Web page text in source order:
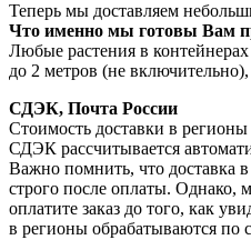
Теперь мы доставляем
Что именно мы готовы Вам
Любые растения в
до 2 метров (не
СДЭК, Почта России
Стоимость доставки в
СДЭК рассчитывается
Важно помнить, что доставка
строго после оплаты.
оплатите заказ до того, как
в регионы обрабатываются по